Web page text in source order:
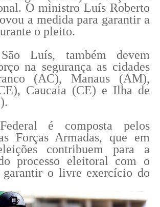
O ministro Luís Roberto
a medida para garantir a
o pleito.
Luís, também devem
na segurança as cidades
(AC), Manaus (AM),
Caucaia (CE) e Ilha de
é composta pelos
Forças Armadas, que em
contribuem para a
processo eleitoral com o
garantir o livre exercício do